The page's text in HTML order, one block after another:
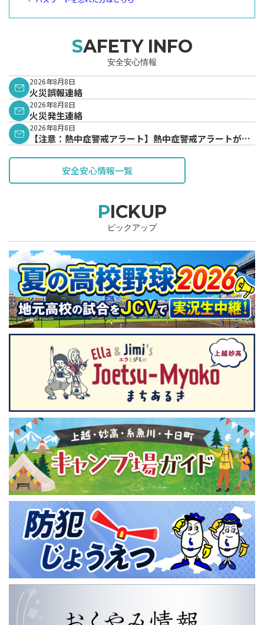
SAFETY INFO
安全安心情報
2026年8月8日
火災誤報連絡
2026年8月8日
火災発生連絡
2026年8月8日
【注意：熱中症警戒アラート】熱中症警戒アラートが発
安全安心情報一覧
PICKUP
ピックアップ